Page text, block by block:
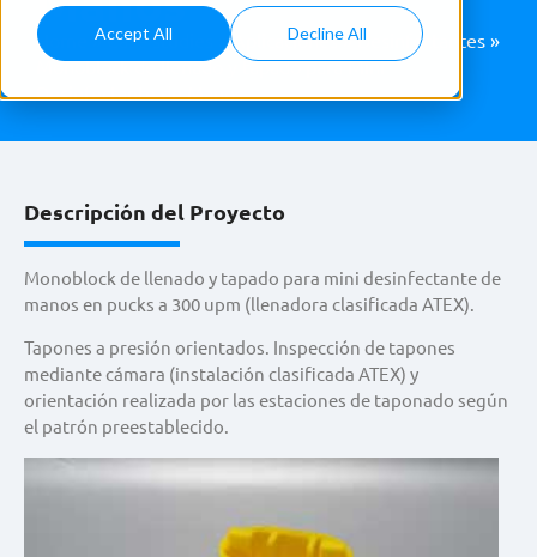
Accept All Decline All
Home »Case studies »Aplicaciones»Desinfectantes »
Monoblock de llenado y tapado para Mini
Desinfectante de Manos
Descripción del Proyecto
Monoblock de llenado y tapado para mini desinfectante de
manos en pucks a 300 upm (llenadora clasificada ATEX).
Tapones a presión orientados. Inspección de tapones
mediante cámara (instalación clasificada ATEX) y
orientación realizada por las estaciones de taponado según
el patrón preestablecido.